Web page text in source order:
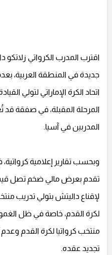
اقترب المدرب الكرواتي
جديدة في المنطقة العربية،
اتحاد الكرة الإماراتي لتولي
المرحلة المقبلة، في صفقة قد
المدربين في آسيا.
وبحسب تقارير إعلامية كرواتية،
لإقناع داليتش بتولي تدريب
لكرة القدم، خاصة في ظل
منتخب كرواتيا لكرة القدم
تجديد عقده.